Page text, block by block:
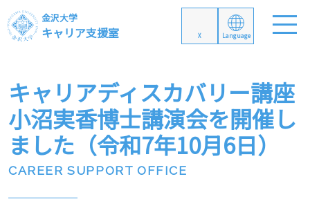
金沢大学
キャリア支援室
キャリアディスカバリー講座
小沼実香博士講演会を開催し
ました（令和7年10月6日）
CAREER SUPPORT OFFICE
Language
X